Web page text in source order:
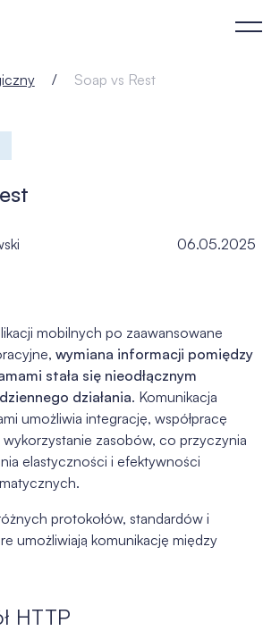
software specialists
Soap vs Rest
06.05.2025
mobilnych po zaawansowane
wymiana informacji pomiędzy
stała się nieodłącznym
działania. Komunikacja
umożliwia integrację, współpracę
zasobów, co przyczynia
elastyczności i efektywności
protokołów, standardów i
umożliwiają komunikację między
HTTP